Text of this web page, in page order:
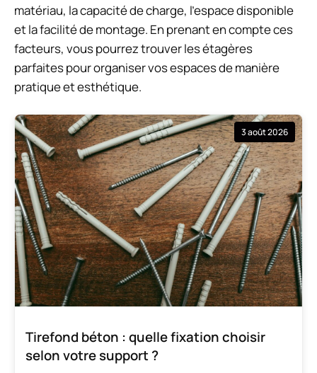
matériau, la capacité de charge, l’espace disponible
et la facilité de montage. En prenant en compte ces
facteurs, vous pourrez trouver les étagères
parfaites pour organiser vos espaces de manière
pratique et esthétique.
3 août 2026
Tirefond béton : quelle fixation choisir
selon votre support ?